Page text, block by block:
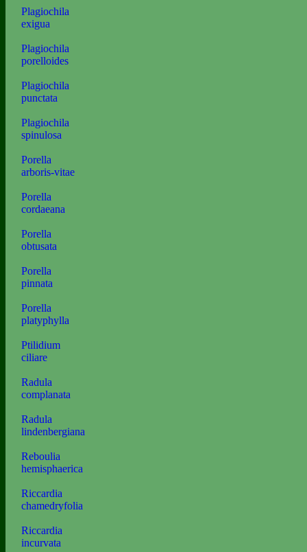
Plagiochila
exigua
Plagiochila
porelloides
Plagiochila
punctata
Plagiochila
spinulosa
Porella
arboris-vitae
Porella
cordaeana
Porella
obtusata
Porella
pinnata
Porella
platyphylla
Ptilidium
ciliare
Radula
complanata
Radula
lindenbergiana
Reboulia
hemisphaerica
Riccardia
chamedryfolia
Riccardia
incurvata